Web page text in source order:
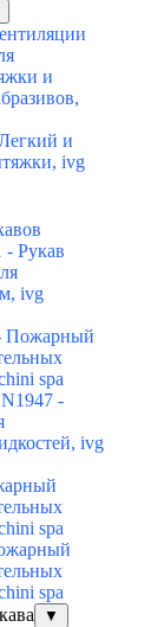
и
и
ivg
Рукав
ivg
Пожарный
spa
-
ivg
spa
spa
▼